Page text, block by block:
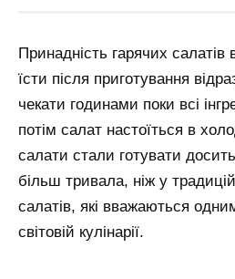
Принадність гарячих
їсти після приготування
чекати годинами поки всі
потім салат настоїться в
салати стали готувати
більш тривала, ніж у
салатів, які вважаються
світовій кулінарії.